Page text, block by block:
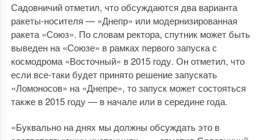
Садовничий отметил, что обсуждаются два варианта
ракеты-носителя — «Днепр» или модернизированная
ракета «Союз». По словам ректора, спутник может быть
выведен на «Союзе» в рамках первого запуска с
космодрома «Восточный» в 2015 году. Он отметил, что
если все-таки будет принято решение запускать
«Ломоносов» на «Днепре», то запуск может состояться
также в 2015 году — в начале или в середине года.
«Буквально на днях мы должны обсуждать это в